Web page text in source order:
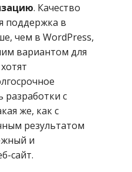
. Качество
поддержка в
чем в WordPress,
вариантом для
разработки с
же, как с
результатом
и
сайт.